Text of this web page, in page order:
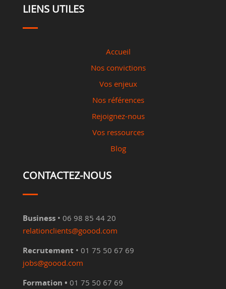
LIENS UTILES
Accueil
Nos convictions
Vos enjeux
Nos références
Rejoignez-nous
Vos ressources
Blog
CONTACTEZ-NOUS
Business • 06 98 85 44 20
relationclients@goood.com
Recrutement • 01 75 50 67 69
jobs@goood.com
Formation • 01 75 50 67 69